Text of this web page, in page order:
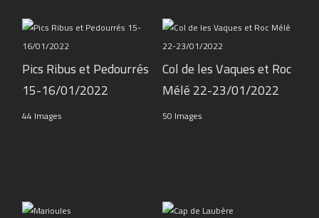
Pics Ribus et Pedourrés
15-16/01/2022
44 Images
Col de les Vaques et Roc
Mélé 22-23/01/2022
50 Images